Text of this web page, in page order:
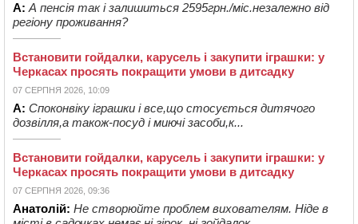
А: А пенсія так і залишиться 2595грн./міс.незалежно від
регіону проживання?
Встановити гойдалки, карусель і закупити іграшки: у
Черкасах просять покращити умови в дитсадку
07 СЕРПНЯ 2026, 10:09
А: Споконвіку іграшки і все,що стосується дитячого
дозвілля,а також-посуд і миючі засоби,к...
Встановити гойдалки, карусель і закупити іграшки: у
Черкасах просять покращити умови в дитсадку
07 СЕРПНЯ 2026, 09:36
Анатолій: Не створюйте проблем вихователям. Ніде в